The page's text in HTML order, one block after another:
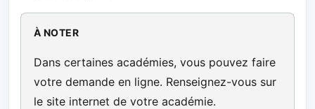
À NOTER
Dans certaines académies, vous pouvez faire
votre demande en ligne. Renseignez-vous sur
le site internet de votre académie.